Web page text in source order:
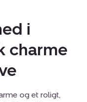
i
charme
og et roligt,